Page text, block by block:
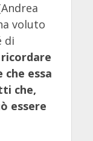
voluto
di
ricordare
essa
che,
essere